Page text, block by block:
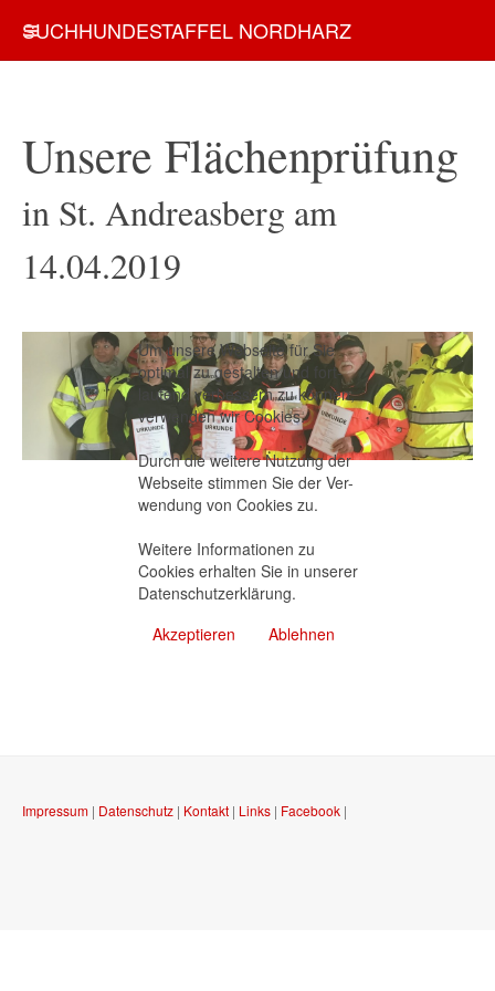
SUCHHUNDESTAFFEL NORDHARZ
Unsere Flächenprüfung
in St. Andreasberg am
14.04.2019
Impressum | Datenschutz | Kontakt | Links | Facebook |
Um unsere Webseite für Sie
optimal zu gestalten und fort-
laufend verbessern zu können,
verwenden wir Cookies.
Durch die weitere Nutzung der
Webseite stimmen Sie der Ver-
wendung von Cookies zu.
Weitere Informationen zu
Cookies erhalten Sie in unserer
Datenschutzerklärung.
Akzeptieren
Ablehnen